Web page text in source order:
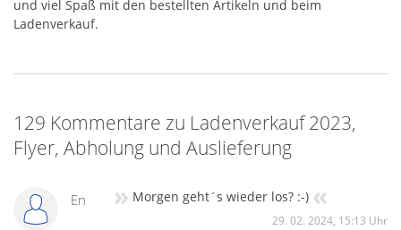
und viel Spaß mit den bestellten Artikeln und beim
Ladenverkauf.
129 Kommentare zu Ladenverkauf 2023,
Flyer, Abholung und Auslieferung
En » Morgen geht´s wieder los? :-) «
29. 02. 2024, 15:13 Uhr